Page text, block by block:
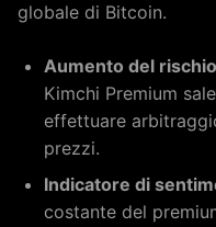
globale di Bitcoin.
Aumento del
Kimchi Premium
effettuare
prezzi.
Indicatore di
costante del